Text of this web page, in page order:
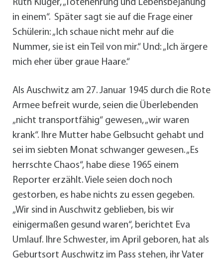
Ruth Klüger, „Totenehrung und Lebensbejahung
in einem“. Später sagt sie auf die Frage einer
Schülerin: „Ich schaue nicht mehr auf die
Nummer, sie ist ein Teil von mir.“ Und: „Ich ärgere
mich eher über graue Haare.“
Als Auschwitz am 27. Januar 1945 durch die Rote
Armee befreit wurde, seien die Überlebenden
„nicht transportfähig“ gewesen, „wir waren
krank“. Ihre Mutter habe Gelbsucht gehabt und
sei im siebten Monat schwanger gewesen. „Es
herrschte Chaos“, habe diese 1965 einem
Reporter erzählt. Viele seien doch noch
gestorben, es habe nichts zu essen gegeben.
„Wir sind in Auschwitz geblieben, bis wir
einigermaßen gesund waren“, berichtet Eva
Umlauf. Ihre Schwester, im April geboren, hat als
Geburtsort Auschwitz im Pass stehen, ihr Vater